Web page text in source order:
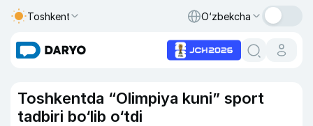
Toshkent O‘zbekcha
Toshkentda “Olimpiya kuni” sport
tadbiri bo‘lib o‘tdi